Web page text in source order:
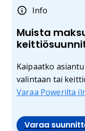
Info
Muista
Kaipaatko
valintaan tai
Varaa Powerilta
Varaa